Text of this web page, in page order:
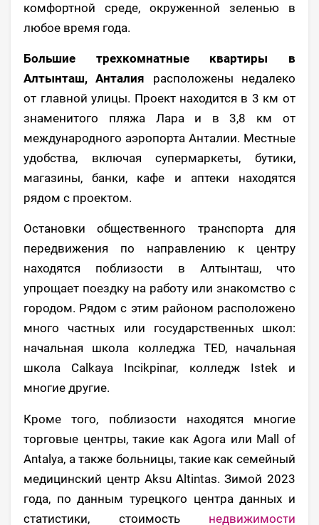
комфортной среде, окруженной зеленью в
любое время года.
Большие трехкомнатные квартиры в
Алтынташ, Анталия расположены недалеко
от главной улицы. Проект находится в 3 км от
знаменитого пляжа Лара и в 3,8 км от
международного аэропорта Анталии. Местные
удобства, включая супермаркеты, бутики,
магазины, банки, кафе и аптеки находятся
рядом с проектом.
Остановки общественного транспорта для
передвижения по направлению к центру
находятся поблизости в Алтынташ, что
упрощает поездку на работу или знакомство с
городом. Рядом с этим районом расположено
много частных или государственных школ:
начальная школа колледжа TED, начальная
школа Calkaya Incikpinar, колледж Istek и
многие другие.
Кроме того, поблизости находятся многие
торговые центры, такие как Agora или Mall of
Antalya, а также больницы, такие как семейный
медицинский центр Aksu Altintas. Зимой 2023
года, по данным турецкого центра данных и
статистики, стоимость недвижимости